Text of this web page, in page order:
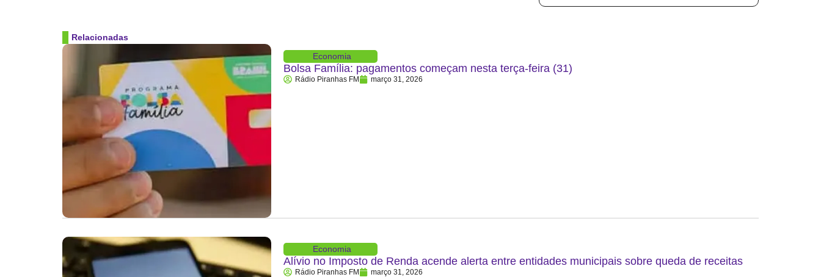
Relacionadas
Economia
Bolsa Família: pagamentos começam nesta terça-feira (31)
Rádio Piranhas FM março 31, 2026
Economia
Alívio no Imposto de Renda acende alerta entre entidades municipais sobre queda de receitas
Rádio Piranhas FM março 31, 2026